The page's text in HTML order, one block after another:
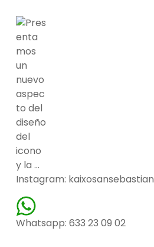
Instagram: kaixosansebastian
Whatsapp: 633 23 09 02